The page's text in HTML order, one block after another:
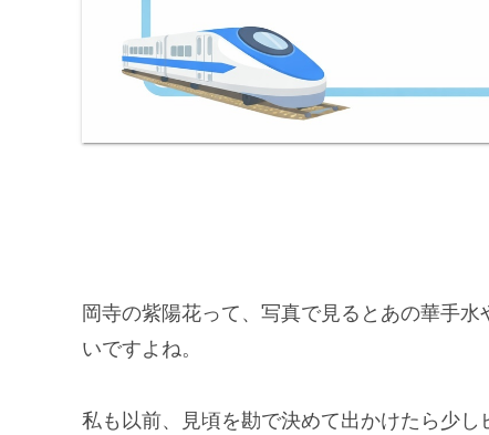
岡寺の紫陽花って、写真で見るとあの華手
いですよね。
私も以前、見頃を勘で決めて出かけたら少